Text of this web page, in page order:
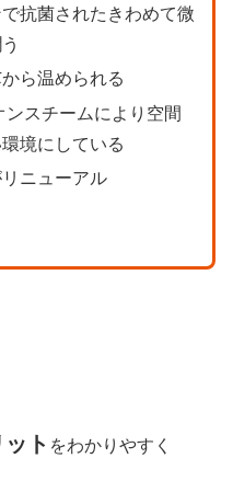
抗菌されたきわめて微
ら温められる
スチームにより空間
境にしている
ニューアル
ト をわかりやすく